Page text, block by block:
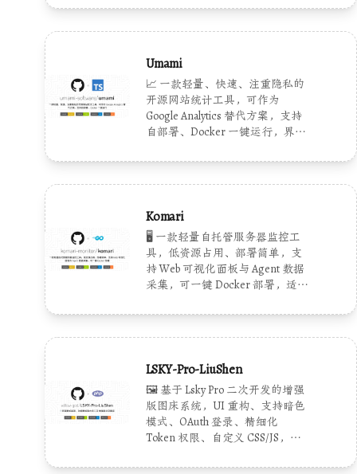
Umami
📈 一款轻量、快速、注重隐私的
开源网站统计工具，可作为
Google Analytics 替代方案，支持
自部署、Docker 一键运行，界面
控。
Komari
🖥️ 一款轻量自托管服务器监控工
具，低资源占用、部署简单，支
持 Web 可视化面板与 Agent 数据
采集，可一键 Docker 部署，适合
LSKY-Pro-LiuShen
🖼️ 基于 Lsky Pro 二次开发的增强
版图床系统，UI 重构、支持暗色
模式、OAuth 登录、精细化
Token 权限、自定义 CSS/JS，兼
升级原版。